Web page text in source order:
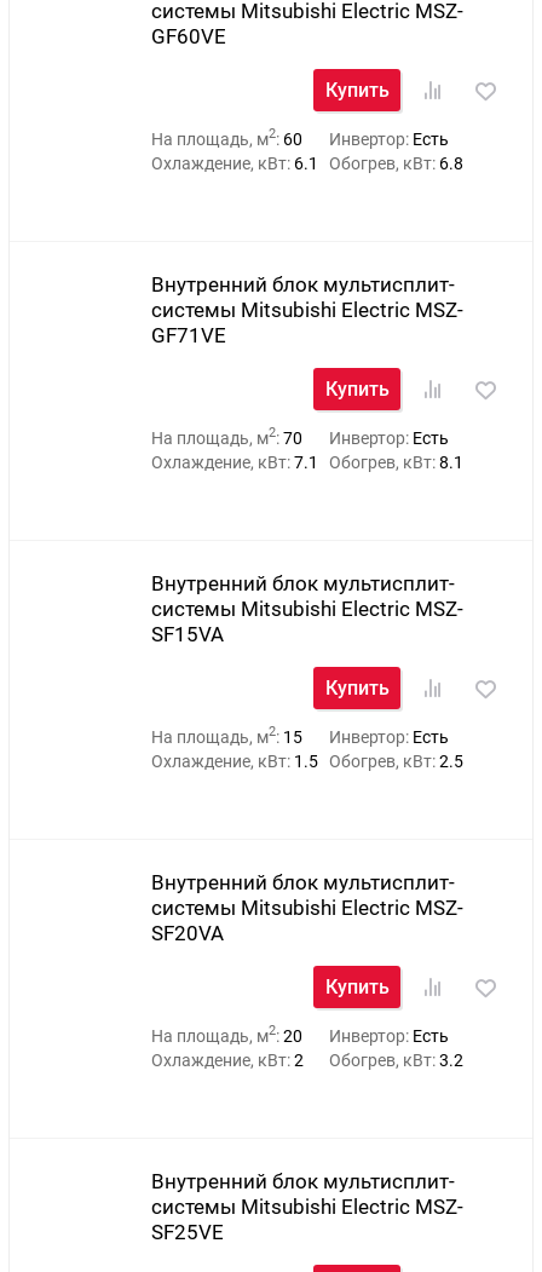
системы Mitsubishi Electric MSZ-
GF60VE
Купить
На площадь, м2: 60 Инвертор: Есть
Охлаждение, кВт: 6.1 Обогрев, кВт: 6.8
Внутренний блок мультисплит-
системы Mitsubishi Electric MSZ-
GF71VE
Купить
На площадь, м2:70 Инвертор: Есть
Охлаждение, кВт:7.1 Обогрев, кВт:8.1
Внутренний блок мультисплит-
системы Mitsubishi Electric MSZ-
SF15VA
Купить
На площадь, м2: 15 Инвертор: Есть
Охлаждение, кВт: 1.5 Обогрев, кВт:2.5
Внутренний блок мультисплит-
системы Mitsubishi Electric MSZ-
SF20VA
Купить
На площадь, м2:20 Инвертор: Есть
Охлаждение, кВт:2 Обогрев, кВт:3.2
Внутренний блок мультисплит-
системы Mitsubishi Electric MSZ-
SF25VE